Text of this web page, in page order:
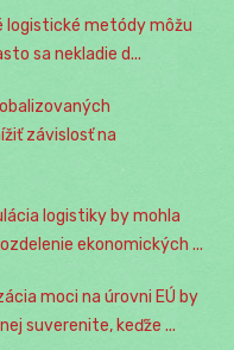
logistické metódy môžu
sa nekladie d...
závislosť na
logistiky by mohla
ekonomických ...
moci na úrovni EÚ by
suverenite, keďže ...